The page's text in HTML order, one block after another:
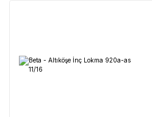
Orijinal garanti belgeli ürünler